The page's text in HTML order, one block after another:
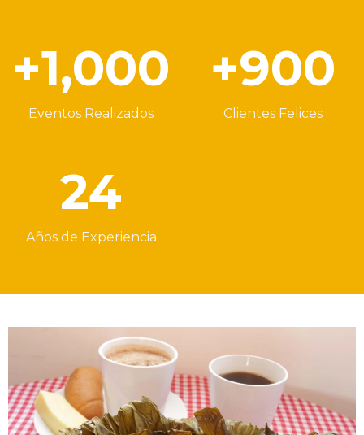
Eventos Realizados
+1,000
Clientes Felices
+900
Años de Experiencia
24